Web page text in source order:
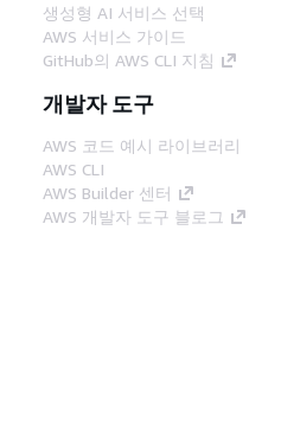
생성형 AI 서비스 선택
AWS 서비스 가이드
GitHub의 AWS CLI 지침
개발자 도구
AWS 코드 예시 라이브러리
AWS CLI
AWS Builder 센터
AWS 개발자 도구 블로그